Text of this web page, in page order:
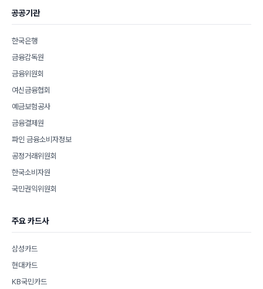
공공기관
한국은행
금융감독원
금융위원회
여신금융협회
예금보험공사
금융결제원
파인 금융소비자정보
공정거래위원회
한국소비자원
국민권익위원회
주요 카드사
삼성카드
현대카드
KB국민카드